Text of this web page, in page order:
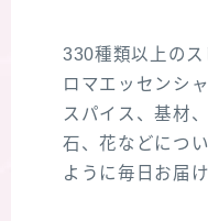
330種類以上の
ロマエッセンシ
スパイス、基材
石、花などにつ
ように毎日お届け